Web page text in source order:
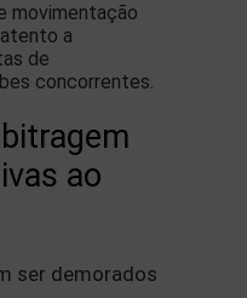
movimentação
a
de
concorrentes.
ao
ser demorados